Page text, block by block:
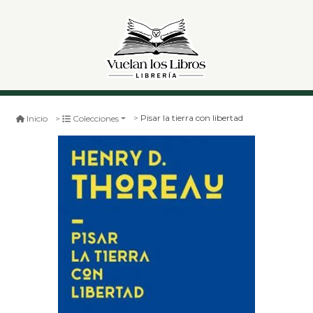
Inicio Colecciones Pisar la tierra con libertad